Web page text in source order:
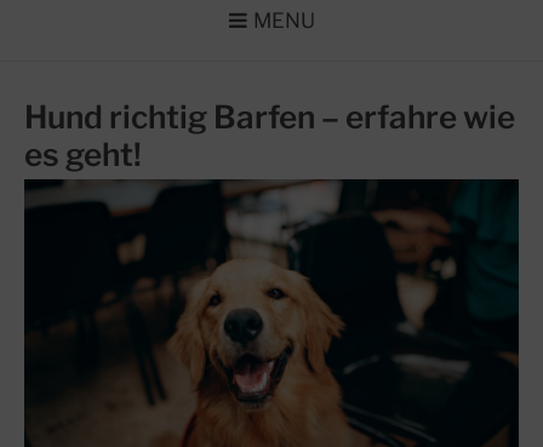
MENU
Hund richtig Barfen – erfahre wie
es geht!